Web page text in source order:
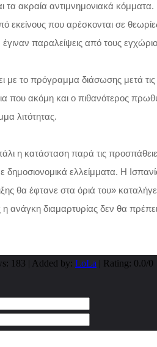
τα ακραία αντιμνημονιακά
εκείνους που αρέσκονται σε
έγιναν παραλείψεις από τους
με το πρόγραμμα διάσωσης μετά
που ακόμη και ο πιθανότερος
λιτότητας.
η κατάσταση παρά τις
ελλείμματα. Η
θα έφτανε στα όριά του»
ανάγκη διαμαρτυρίας δεν θα
: 183 | Added by: LoLa | Rating: 0.0/0